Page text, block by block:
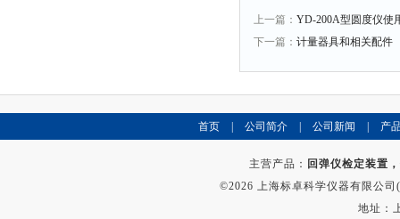
上一篇： YD-200A型圆度仪使
下一篇： 计量器具和相关配件
首页 公司简介 公司新闻 产
主营产品： 回弹仪检定装置
©2026 上海标卓科学仪器有限公
地址：